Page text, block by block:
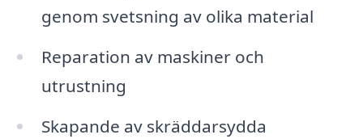
genom svetsning av olika material
Reparation av maskiner och
utrustning
Skapande av skräddarsydda